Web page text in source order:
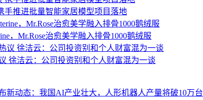
手推进批量智能家居模型项目落地
，Mr.Rose治愈美学融入排骨1000鹅绒服
徐洁云：公司投资别和个人财富混为一谈
新动态：我国AI产业壮大，人形机器人产量将破10万台